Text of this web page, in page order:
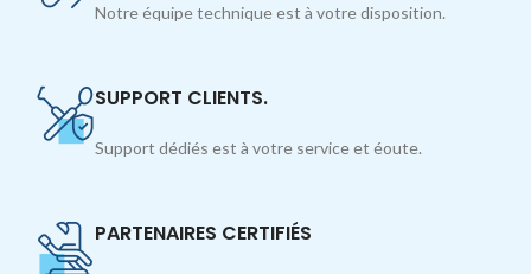
Notre équipe technique est à votre disposition.
SUPPORT CLIENTS.
Support dédiés est à votre service et éoute.
PARTENAIRES CERTIFIÉS